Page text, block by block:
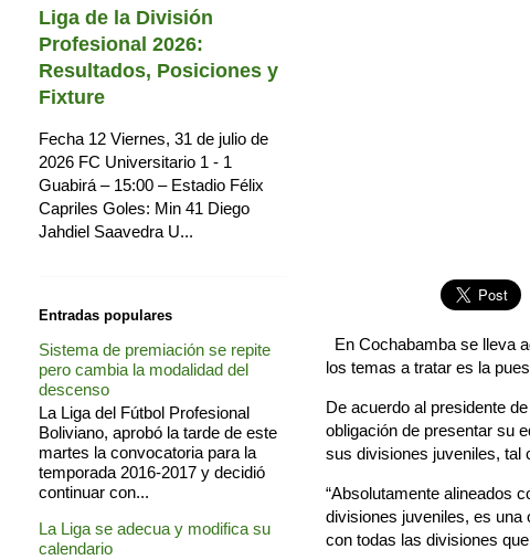
En Cochabamba se lleva
los temas a tratar es la
De acuerdo al presidente
obligación de presentar su
sus divisiones juveniles, tal
“Absolutamente alineados
divisiones juveniles, es una
con todas las divisiones
Liga de la División
Profesional 2026:
Resultados, Posiciones y
Fixture
Fecha 12 Viernes, 31 de julio de
2026 FC Universitario 1 - 1
Guabirá – 15:00 – Estadio Félix
Capriles Goles: Min 41 Diego
Jahdiel Saavedra U...
Entradas populares
Sistema de premiación se repite
pero cambia la modalidad del
descenso
La Liga del Fútbol Profesional
Boliviano, aprobó la tarde de este
martes la convocatoria para la
temporada 2016-2017 y decidió
continuar con...
La Liga se adecua y modifica su
calendario